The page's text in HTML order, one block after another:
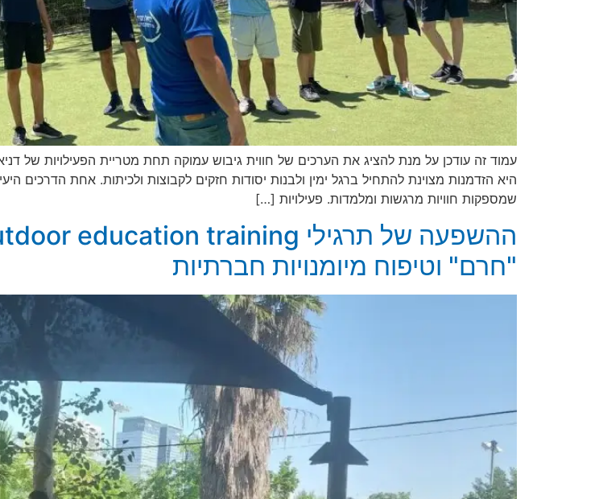
עמוד זה עודכן על מנת להציג את הערכים של חווית גיבוש עמוקה תחת מטריית הפעילויות של
שמספקות חוויות מרגשות ומלמדות. פעילויות […]
"חרם" וטיפוח מיומנויות חברתיות